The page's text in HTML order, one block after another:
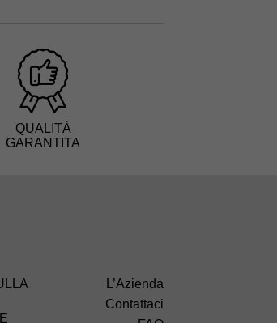
QUALITÀ
GARANTITA
L’Azienda
Contattaci